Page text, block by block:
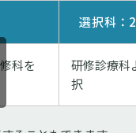
選択科：
科を
研修診療科
択